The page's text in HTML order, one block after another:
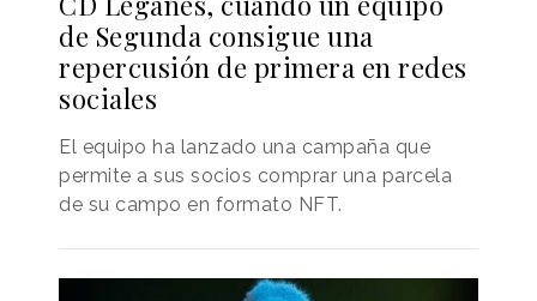
de Segunda consigue una
repercusión de primera en redes
sociales
El equipo ha lanzado una campaña que
permite a sus socios comprar una parcela
de su campo en formato NFT.